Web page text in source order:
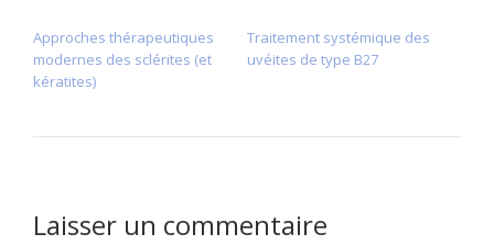
Approches thérapeutiques
modernes des sclérites (et
kératites)
Traitement systémique des
uvéites de type B27
Laisser un commentaire